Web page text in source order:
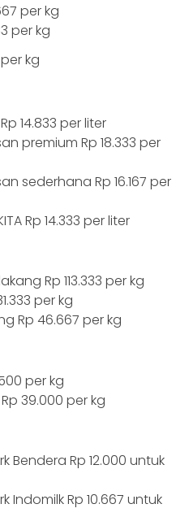
per kg
per kg
kg
14.833 per liter
premium Rp 18.333 per
sederhana Rp 16.167 per
Rp 14.333 per liter
Rp 113.333 per kg
per kg
Rp 46.667 per kg
per kg
39.000 per kg
Bendera Rp 12.000 untuk
Indomilk Rp 10.667 untuk